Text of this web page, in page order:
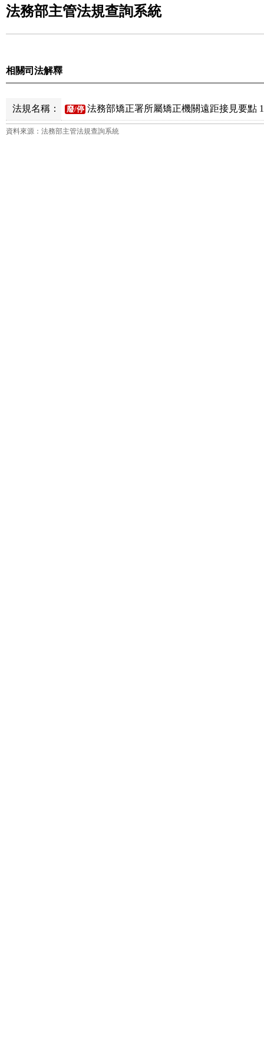
法務部主管法規查詢系統
相關司法解釋
法規名稱： 廢/停 法務部矯正署所屬矯正機關遠距接見要點
資料來源：法務部主管法規查詢系統